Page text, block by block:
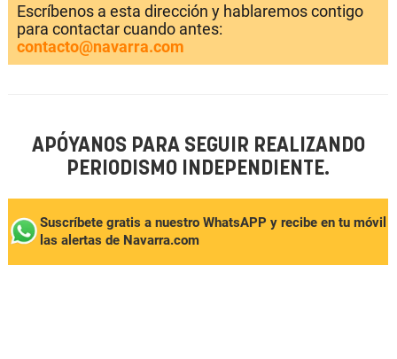
Escríbenos a esta dirección y hablaremos contigo
para contactar cuando antes:
contacto@navarra.com
APÓYANOS PARA SEGUIR REALIZANDO
PERIODISMO INDEPENDIENTE.
Suscríbete gratis a nuestro WhatsAPP y recibe en tu móvil
las alertas de Navarra.com